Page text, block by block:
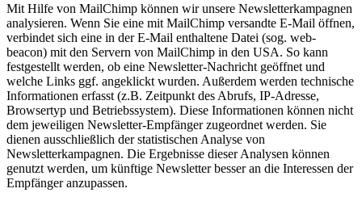
Mit Hilfe von MailChimp können wir unsere Newsletterkampagnen
analysieren. Wenn Sie eine mit MailChimp versandte E-Mail öffnen,
verbindet sich eine in der E-Mail enthaltene Datei (sog. web-
beacon) mit den Servern von MailChimp in den USA. So kann
festgestellt werden, ob eine Newsletter-Nachricht geöffnet und
welche Links ggf. angeklickt wurden. Außerdem werden technische
Informationen erfasst (z.B. Zeitpunkt des Abrufs, IP-Adresse,
Browsertyp und Betriebssystem). Diese Informationen können nicht
dem jeweiligen Newsletter-Empfänger zugeordnet werden. Sie
dienen ausschließlich der statistischen Analyse von
Newsletterkampagnen. Die Ergebnisse dieser Analysen können
genutzt werden, um künftige Newsletter besser an die Interessen der
Empfänger anzupassen.